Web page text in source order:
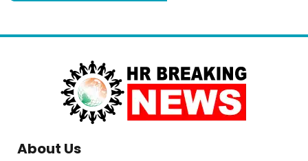
About Us